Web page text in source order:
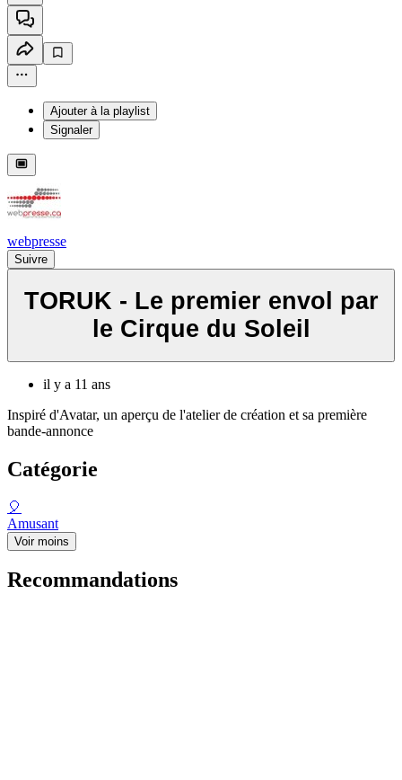
Ajouter à la playlist
Signaler
webpresse
Suivre
TORUK - Le premier envol par
le Cirque du Soleil
il y a 11 ans
Inspiré d'Avatar, un aperçu de l'atelier de création et sa première
bande-annonce
Catégorie
🎈
Amusant
Voir moins
Recommandations